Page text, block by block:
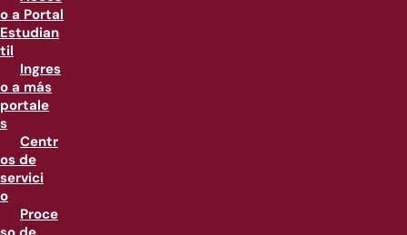
o a Portal
Estudian
til
Ingres
o a más
portale
s
Centr
os de
servici
o
Proce